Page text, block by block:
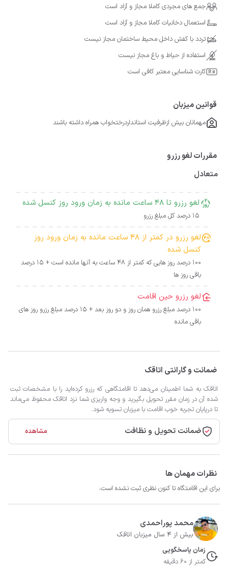
جمع های مجردی کاملا مجاز و آزاد است
استعمال دخانیات کاملا مجاز و آزاد است
تردد با کفش داخل محیط ساختمان مجاز نیست
استفاده از حیاط و باغ مجاز نیست
کارت شناسایی معتبر کافی است
قوانین میزبان
مهمانان بیش ازظرفیت استانداردرختخواب همراه داشته باشند
مقررات لغو رزرو
متعادل
لغو رزرو تا 48 ساعت مانده به زمان ورود روز کنسل شده
15 درصد کل مبلغ رزرو
لغو رزرو در کمتر از 48 ساعت مانده به زمان ورود روز
کنسل شده
100 درصد روز هایی که کمتر از 48 ساعت به آنها مانده است + 15 درصد
باقی روز ها
لغو رزرو حین اقامت
100 درصد مبلغ رزرو همان روز و دو روز بعد + 15 درصد مبلغ رزرو روز های
باقی مانده
ضمانت و گارانتی اتاقک
اتاقک به شما اطمینان می‌دهد تا اقامتگاهی که رزرو کرده‌اید را با مشخصات ثبت
شده آن در زمان مقرر تحویل بگیرید و وجه واریزی شما نزد اتاقک محفوظ می‌ماند
تا درپایان تجربه خوب اقامت با میزبان تسویه شود.
ضمانت تحویل و نظافت مشاهده
نظرات مهمان ها
برای این اقامتگاه تا کنون نظری ثبت نشده است.
محمد پوراحمدی
بیش از 4 سال میزبان اتاقک
زمان پاسخگویی
کمتر از 60 دقیقه